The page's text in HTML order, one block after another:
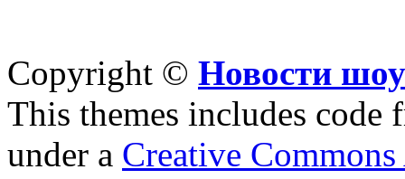
Copyright © Новости
This themes includes code
under a Creative